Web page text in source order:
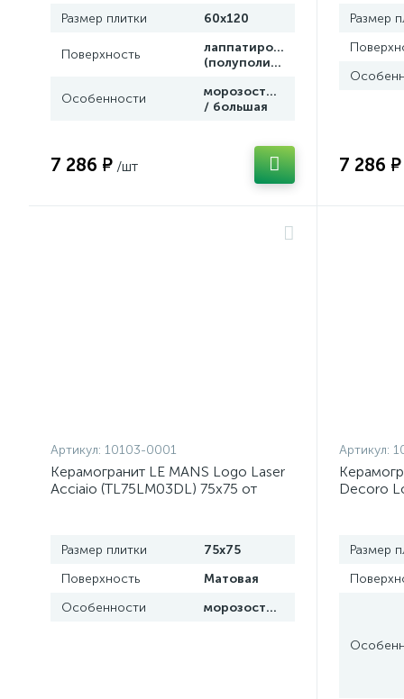
Размер плитки 60x120
Поверхность
лаппатированная
(полуполир.)
Особенности
морозостойкая
/ большая
7 286 ₽ /шт
Размер
7 286 ₽
Артикул: 10103-0001
Керамогранит LE MANS Logo Laser
Acciaio (TL75LM03DL) 75x75 от
Размер плитки
75x75
Поверхность
Матовая
Особенности
морозостойкая
Артикул:
Decoro
Размер